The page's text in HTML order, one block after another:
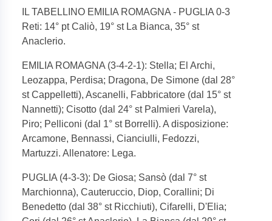
IL TABELLINO EMILIA ROMAGNA - PUGLIA 0-3
Reti: 14° pt Caliò, 19° st La Bianca, 35° st
Anaclerio.
EMILIA ROMAGNA (3-4-2-1): Stella; El Archi,
Leozappa, Perdisa; Dragona, De Simone (dal 28°
st Cappelletti), Ascanelli, Fabbricatore (dal 15° st
Nannetti); Cisotto (dal 24° st Palmieri Varela),
Piro; Pelliconi (dal 1° st Borrelli). A disposizione:
Arcamone, Bennassi, Cianciulli, Fedozzi,
Martuzzi. Allenatore: Lega.
PUGLIA (4-3-3): De Giosa; Sansò (dal 7° st
Marchionna), Cauteruccio, Diop, Corallini; Di
Benedetto (dal 38° st Ricchiuti), Cifarelli, D'Elia;